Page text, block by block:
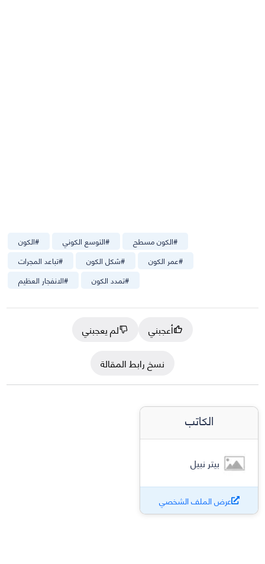
#الكون #التوسع الكوني #الكون مسطح
#تباعد المجرات #شكل الكون #عمر الكون
#الانفجار العظيم #تمدد الكون
أعجبني
لم يعجبني
نسخ رابط المقالة
الكاتب
بيتر نبيل
عرض الملف الشخصي